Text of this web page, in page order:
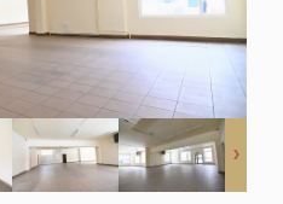
Lokale
Hale
Obiekty